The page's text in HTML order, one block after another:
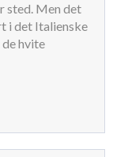
sted. Men det
i det Italienske
hvite